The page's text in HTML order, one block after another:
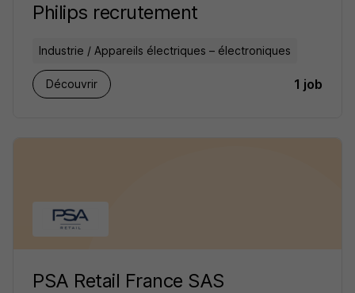
Philips recrutement
Industrie / Appareils électriques – électroniques
Découvrir 1 job
PSA Retail France SAS